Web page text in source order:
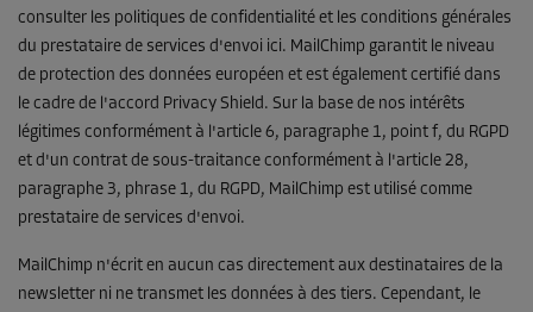
consulter les politiques de confidentialité et les conditions générales
du prestataire de services d'envoi ici. MailChimp garantit le niveau
de protection des données européen et est également certifié dans
le cadre de l'accord Privacy Shield. Sur la base de nos intérêts
légitimes conformément à l'article 6, paragraphe 1, point f, du RGPD
et d'un contrat de sous-traitance conformément à l'article 28,
paragraphe 3, phrase 1, du RGPD, MailChimp est utilisé comme
prestataire de services d'envoi.
MailChimp n'écrit en aucun cas directement aux destinataires de la
newsletter ni ne transmet les données à des tiers. Cependant, le